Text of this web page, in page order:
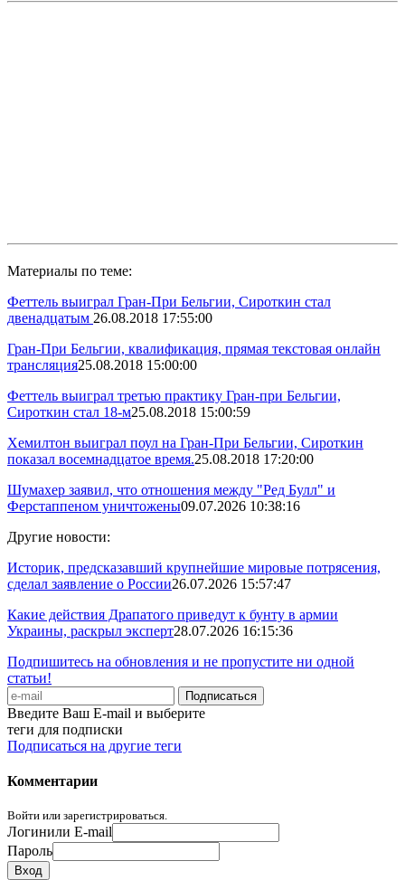
Материалы по теме:
Феттель выиграл Гран-При Бельгии, Сироткин стал
двенадцатым 26.08.2018 17:55:00
Гран-При Бельгии, квалификация, прямая текстовая онлайн
трансляция25.08.2018 15:00:00
Феттель выиграл третью практику Гран-при Бельгии,
Сироткин стал 18-м25.08.2018 15:00:59
Хемилтон выиграл поул на Гран-При Бельгии, Сироткин
показал восемнадцатое время.25.08.2018 17:20:00
Шумахер заявил, что отношения между "Ред Булл" и
Ферстаппеном уничтожены09.07.2026 10:38:16
Другие новости:
Историк, предсказавший крупнейшие мировые потрясения,
сделал заявление о России26.07.2026 15:57:47
Какие действия Драпатого приведут к бунту в армии
Украины, раскрыл эксперт28.07.2026 16:15:36
Подпишитесь на обновления и не пропустите ни одной
статьи!
Введите Ваш E-mail и выберите
теги для подписки
Подписаться на другие теги
Комментарии
Войти или зарегистрироваться.
Логинили E-mail
Пароль